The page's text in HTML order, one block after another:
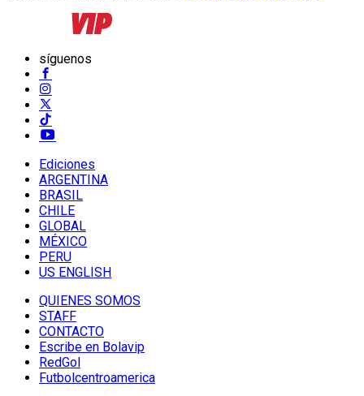
síguenos
Ediciones
ARGENTINA
BRASIL
CHILE
GLOBAL
MÉXICO
PERU
US ENGLISH
QUIENES SOMOS
STAFF
CONTACTO
Escribe en Bolavip
RedGol
Futbolcentroamerica